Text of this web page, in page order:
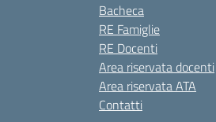
Bacheca
RE Famiglie
RE Docenti
Area riservata docenti
Area riservata ATA
Contatti